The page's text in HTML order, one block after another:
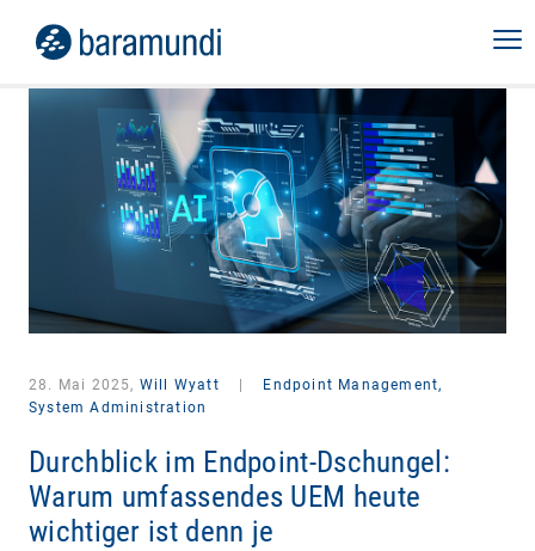
28. Mai 2025, Will Wyatt
Endpoint Management,
System Administration
Durchblick im Endpoint-Dschungel:
Warum umfassendes UEM heute
wichtiger ist denn je